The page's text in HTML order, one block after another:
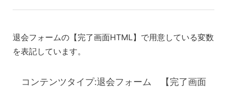
退会フォームの【完了画面HTML】で用意している変数
を表記しています。
コンテンツタイプ:退会フォーム 【完了画面